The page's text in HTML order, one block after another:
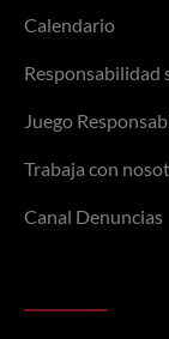
Calendario
Responsabilidad
Juego
Trabaja con
Canal Denuncias